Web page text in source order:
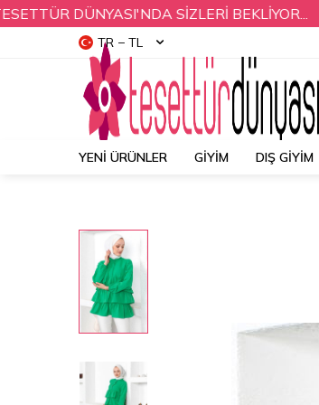
DÜNYASI'NDA SİZLERİ BEKLİYOR...
TR − TL
YENI ÜRÜNLER GİYİM DIŞ GİYİM